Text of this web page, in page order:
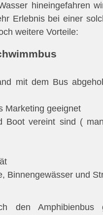
hineingefahren
Erlebnis bei einer
weitere Vorteile:
mit dem Bus
Marketing geeignet
Boot vereint sind (
Binnengewässer und
den Amphibienbus